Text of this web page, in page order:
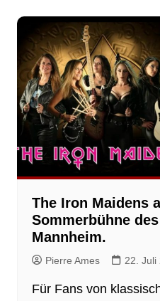
The Iron Maidens
Sommerbühne
Mannheim.
Pierre Ames 22. Juli
Für Fans von